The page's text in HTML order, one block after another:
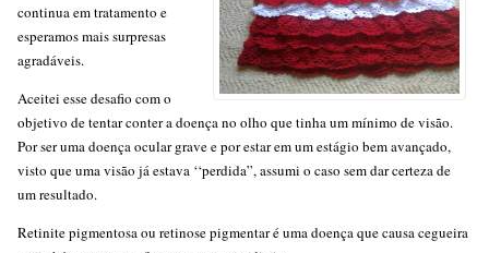
continua em tratamento e
esperamos mais surpresas
agradáveis.
Aceitei esse desafio com o
objetivo de tentar conter a doença no olho que tinha um mínimo de visão.
Por ser uma doença ocular grave e por estar em um estágio bem avançado,
visto que uma visão já estava ‘‘perdida”, assumi o caso sem dar certeza de
um resultado.
Retinite pigmentosa ou retinose pigmentar é uma doença que causa cegueira